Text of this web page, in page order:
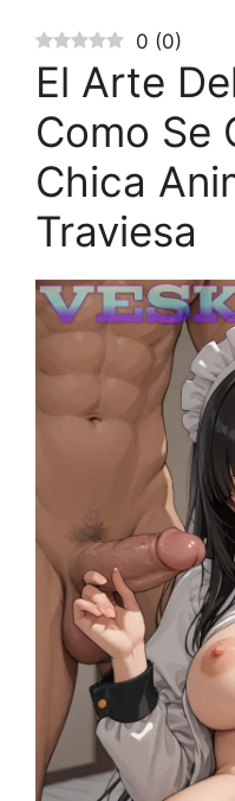
0 (0)
El Arte
Como Se
Chica
Traviesa